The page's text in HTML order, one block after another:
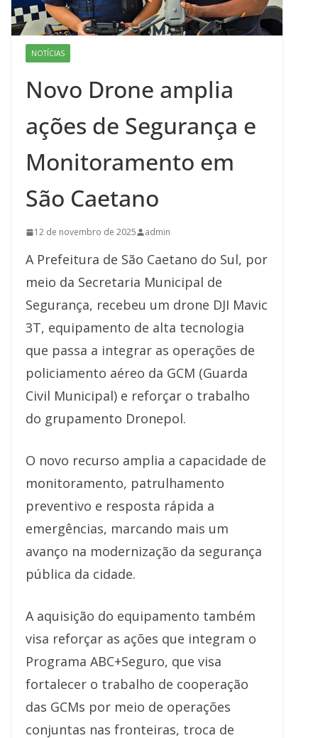
NOTÍCIAS
Novo Drone amplia
ações de Segurança e
Monitoramento em
São Caetano
12 de novembro de 2025 admin
A Prefeitura de São Caetano do Sul, por
meio da Secretaria Municipal de
Segurança, recebeu um drone DJI Mavic
3T, equipamento de alta tecnologia
que passa a integrar as operações de
policiamento aéreo da GCM (Guarda
Civil Municipal) e reforçar o trabalho
do grupamento Dronepol.
O novo recurso amplia a capacidade de
monitoramento, patrulhamento
preventivo e resposta rápida a
emergências, marcando mais um
avanço na modernização da segurança
pública da cidade.
A aquisição do equipamento também
visa reforçar as ações que integram o
Programa ABC+Seguro, que visa
fortalecer o trabalho de cooperação
das GCMs por meio de operações
conjuntas nas fronteiras, troca de